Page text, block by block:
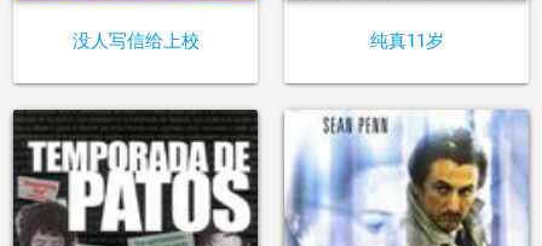
没人写信给上校 纯真11岁